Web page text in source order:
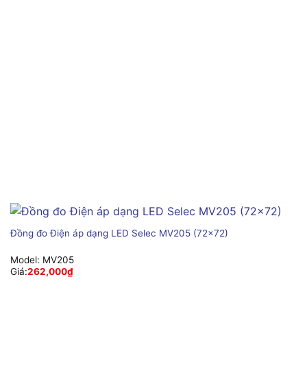
Đồng đo Điện áp dạng LED Selec MV205 (72×72)
Model: MV205
Giá:262,000₫